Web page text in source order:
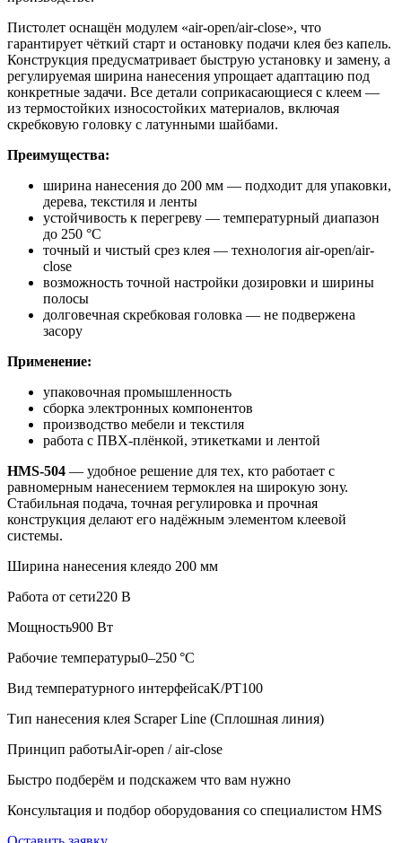
Пистолет оснащён модулем «air-open/air-close», что
гарантирует чёткий старт и остановку подачи клея без капель.
Конструкция предусматривает быструю установку и замену, а
регулируемая ширина нанесения упрощает адаптацию под
конкретные задачи. Все детали соприкасающиеся с клеем —
из термостойких износостойких материалов, включая
скребковую головку с латунными шайбами.
Преимущества:
ширина нанесения до 200 мм — подходит для упаковки,
дерева, текстиля и ленты
устойчивость к перегреву — температурный диапазон
до 250 °C
точный и чистый срез клея — технология air-open/air-
close
возможность точной настройки дозировки и ширины
полосы
долговечная скребковая головка — не подвержена
засору
Применение:
упаковочная промышленность
сборка электронных компонентов
производство мебели и текстиля
работа с ПВХ-плёнкой, этикетками и лентой
HMS-504 — удобное решение для тех, кто работает с
равномерным нанесением термоклея на широкую зону.
Стабильная подача, точная регулировка и прочная
конструкция делают его надёжным элементом клеевой
системы.
Ширина нанесения клеядо 200 мм
Работа от сети220 В
Мощность900 Вт
Рабочие температуры0–250 °C
Вид температурного интерфейсаK/PT100
Тип нанесения клея Scraper Line (Сплошная линия)
Принцип работыAir-open / air-close
Быстро подберём и подскажем что вам нужно
Консультация и подбор оборудования со специалистом HMS